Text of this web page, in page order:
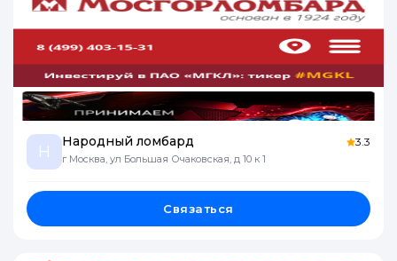
Н
Народный ломбард
г Москва, ул Большая Очаковская, д 10 к 1
3.3
Связаться